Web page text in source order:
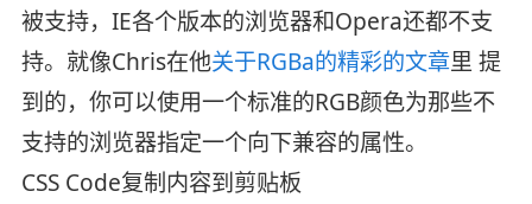
被支持，IE各个版本的浏览器和Opera还都不支
持。就像Chris在他关于RGBa的精彩的文章里 提
到的，你可以使用一个标准的RGB颜色为那些不
支持的浏览器指定一个向下兼容的属性。
CSS Code复制内容到剪贴板